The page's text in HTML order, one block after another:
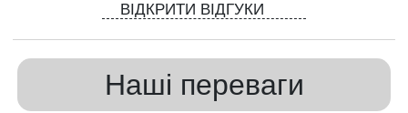
ВІДКРИТИ ВІДГУКИ
Наші переваги